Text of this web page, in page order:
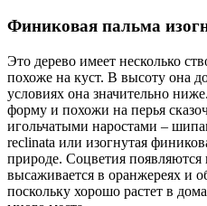
Финиковая пальма
Это дерево имеет несколько
похоже на куст. В высоту она
условиях она значительно
форму и похожи на перья
игольчатыми наростами –
reclinata или изогнутая
природе. Соцветия появляются
высаживается в оранжереях и
поскольку хорошо растет в